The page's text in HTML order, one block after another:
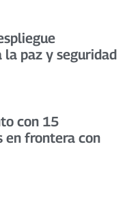
paz y seguridad
con 15
en frontera con